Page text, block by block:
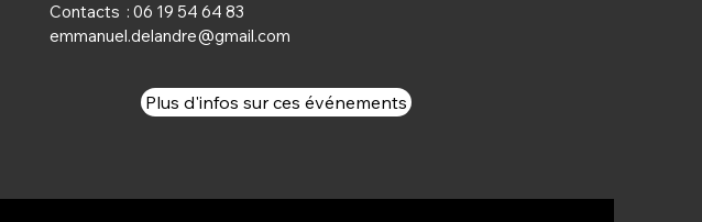
Plus d'infos sur ces événements
Contacts : 06 19 54 64 83​
emmanuel.delandre@gmail.com